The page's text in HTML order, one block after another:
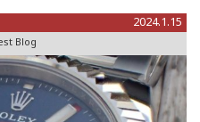
オメガが全3部門を独占性は
う結
2024.1.15
Blog